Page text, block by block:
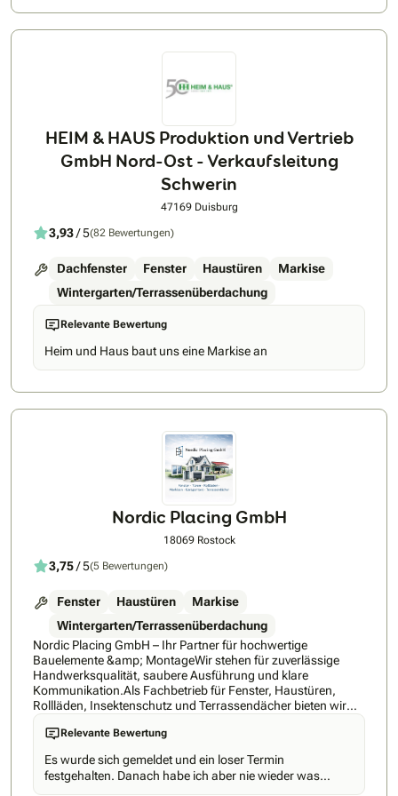
HEIM & HAUS Produktion und Vertrieb
GmbH Nord-Ost - Verkaufsleitung
Schwerin
47169 Duisburg
3,93/ 5(82 Bewertungen)
Dachfenster Fenster Haustüren
Markise
Wintergarten/Terrassenüberdachung
Relevante Bewertung
Heim und Haus baut uns eine Markise an
Nordic Placing GmbH
18069 Rostock
3,75/ 5(5 Bewertungen)
Fenster Haustüren
Markise
Wintergarten/Terrassenüberdachung
Nordic Placing GmbH – Ihr Partner für hochwertige
Bauelemente &amp; MontageWir stehen für zuverlässige
Handwerksqualität, saubere Ausführung und klare
Kommunikation.Als Fachbetrieb für Fenster, Haustüren,
Rollläden, Insektenschutz und Terrassendächer bieten wir
Ihnen individuelle Lösungen – von der ersten Beratung bis zur
fertigen Montage.Unser Anspruch ist einfach:Keine
Standardlösungen, sondern passgenaue Ergebnisse, die
langfristig funktionieren.Was uns auszeichnet:✔ Persönliche
Beratung direkt vor Ort✔ Präzises Aufmaß &amp;
Relevante Bewertung
Es wurde sich gemeldet und ein loser Termin
festgehalten. Danach habe ich aber nie wieder was
gehört. Das war schon enttäuschend und ich hab